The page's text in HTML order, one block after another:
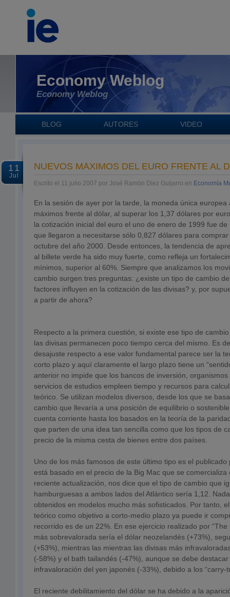
Economy Weblog
Economy Weblog
BLOG AUTORES VIDEO
11
Jul
NUEVOS MÁXIMOS DEL EURO FRENTE AL
Escrito el 11 julio 2007 por José Ramón Diez Guijarro en Economía
En la sesión de ayer por la tarde, la moneda única europea
máximos frente al dólar, al superar los 1,37 dólares por
la cotización inicial del euro el uno de enero de 1999 fue
que llegaron a necesitarse sólo 0,827 dólares para
octubre del año 2000. Desde entonces, la tendencia de
al billete verde ha sido muy fuerte, como refleja un
mínimos, superior al 60%. Siempre que analizamos los
cambio surgen tres preguntas: ¿existe un tipo de cambio
factores influyen en la cotización de las divisas? y, por
a partir de ahora?
Respecto a la primera cuestión, si existe ese tipo de
las divisas permanecen poco tiempo cerca del mismo. Es
desajuste respecto a ese valor fundamental parece ser la
corto plazo y aquí claramente el largo plazo tiene un
anterior no impide que los bancos de inversión,
servicios de estudios empleen tiempo y recursos para
teórico. Se utilizan modelos diversos, desde los que se
cambio que llevaría a una posición de equilibrio o
cuenta corriente hasta los basados en la teoría de la
que parten de una idea tan sencilla como que los tipos de
precio de la misma cesta de bienes entre dos países.
Uno de los más famosos de este último tipo es el publicado
está basado en el precio de la Big Mac que se
reciente actualización, nos dice que el tipo de cambio que
hamburguesas a ambos lados del Atlántico sería 1,12.
obtenidos en modelos mucho más sofisticados. Por tanto,
teórico como objetivo a corto-medio plazo ya puede ir
recorrido es de un 22%. En ese ejercicio realizado por “The
más sobrevalorada sería el dólar neozelandés (+73%),
(+53%), mientras las mientras las divisas más
(-58%) y el bath tailandés (-47%), aunque se debe
infravaloración del yen japonés (-33%), debido a los “carry-
El reciente debilitamiento del dólar se ha debido a la